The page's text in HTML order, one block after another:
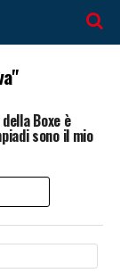
Boxe è
sono il mio